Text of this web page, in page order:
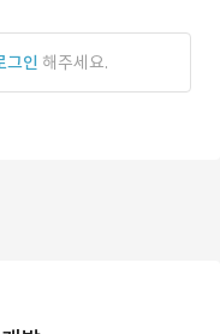
그인 해주세요.